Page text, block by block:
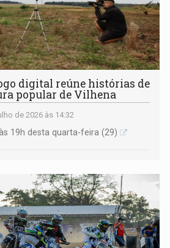
digital reúne histórias de
popular de Vilhena
de 2026 às 14:32
19h desta quarta-feira (29)